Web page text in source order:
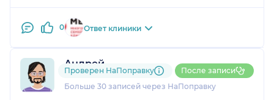
0 Ответ клиники
Андрей
10 отзывов
Больше 30 записей через НаПоправку
Проверен НаПоправку После записи